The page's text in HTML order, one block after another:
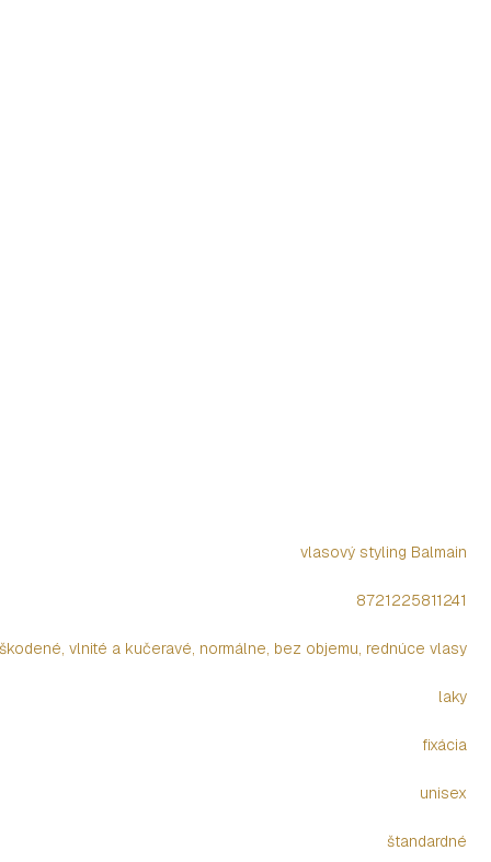
vlasový styling Balmain
8721225811241
vlnité a kučeravé, normálne, bez objemu, rednúce vlasy
laky
fixácia
unisex
štandardné